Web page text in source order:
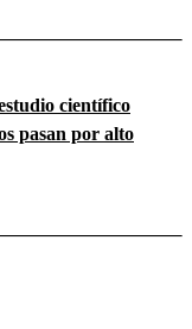
científico
pasan por alto